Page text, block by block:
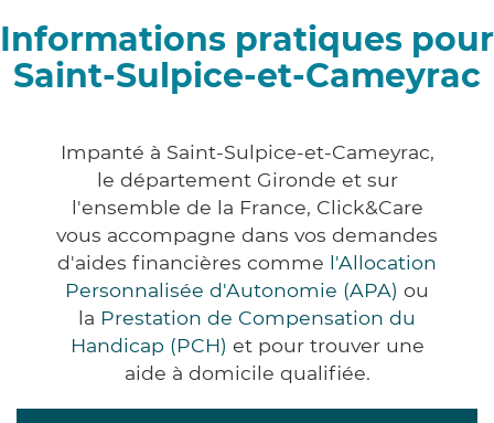
Informations pratiques pour
Saint-Sulpice-et-Cameyrac
Impanté à Saint-Sulpice-et-Cameyrac,
le département Gironde et sur
l'ensemble de la France, Click&Care
vous accompagne dans vos demandes
d'aides financières comme l'Allocation
Personnalisée d'Autonomie (APA) ou
la Prestation de Compensation du
Handicap (PCH) et pour trouver une
aide à domicile qualifiée.